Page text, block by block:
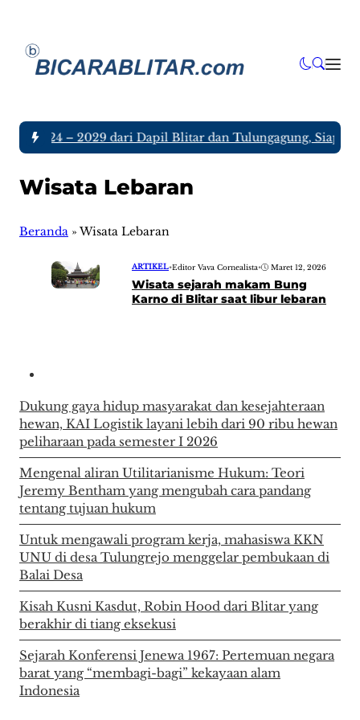
2024 – 2029 dari Dapil Blitar dan Tulungagung, Siapa
Wisata Lebaran
Beranda » Wisata Lebaran
ARTIKEL•Editor Vava Cornealista• Maret 12, 2026
Wisata sejarah makam Bung
Karno di Blitar saat libur lebaran
Dukung gaya hidup masyarakat dan kesejahteraan
hewan, KAI Logistik layani lebih dari 90 ribu hewan
peliharaan pada semester I 2026
Mengenal aliran Utilitarianisme Hukum: Teori
Jeremy Bentham yang mengubah cara pandang
tentang tujuan hukum
Untuk mengawali program kerja, mahasiswa KKN
UNU di desa Tulungrejo menggelar pembukaan di
Balai Desa
Kisah Kusni Kasdut, Robin Hood dari Blitar yang
berakhir di tiang eksekusi
Sejarah Konferensi Jenewa 1967: Pertemuan negara
barat yang “membagi-bagi” kekayaan alam
Indonesia